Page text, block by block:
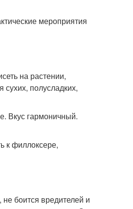
мероприятия
на растении,
сухих, полусладких,
Вкус гармоничный.
к филлоксере,
боится вредителей и